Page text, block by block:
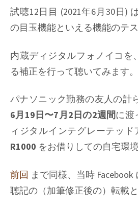
雑
感
あ
こ
れ
試聴12日目 (2021年6月30日)
の目玉機能といえる機能のテス
内蔵ディジタルフォノイコを
る補正を行って聴いてみます。
パナソニック勤務の友人の計
6月19日〜7月2日の2週間に渡
ィジタルインテグレーテッド
R1000 をお借りしての自宅環
前回 まで同様、当時
聴記の（加筆修正後の）転載と